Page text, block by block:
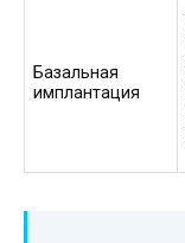
Базальная
имплантация